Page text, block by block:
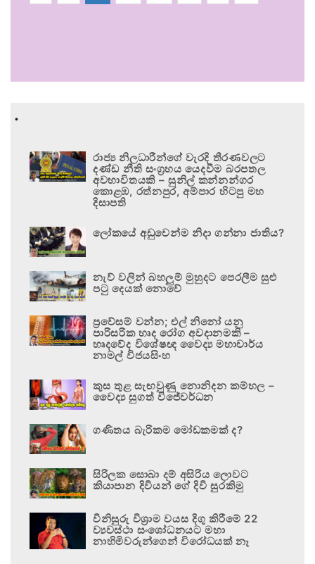
.
රාජ්‍ය නිලධාරීන්ගේ වැරදි තීරණවලට
දණ්ඩ නීති සංග්‍රහය යෙදවීම බරපතල
අවභාවිතයකි – සුනිල් කන්නන්ගර
කොළඹ, රත්නපුර, අම්පාර හිටපු මහ
දිසාපති
ලෝකයේ අඩුවෙන්ම නිදා ගන්නා ජාතිය?
නැව් වලින් බහලුම් මුහුදට පෙරලීම සුළු
පටු දෙයක් නොවේ
ප්‍රවේසම් වන්න; එල් නිනෝ යනු
පාරිසරික හෘද රෝග අවදානමකි –
හෘදවේද විශේෂඥ වෛද්‍ය මහාචාර්ය
නාමල් විජයසිංහ
කුස තුළ සැඟවුණු නොනිදන කම්හල –
වෛද්‍ය සුගත් විජේවර්ධන
ගණිතය බැරිකම මෝඩකමක් ද?
සිරිලක සොබා දම් අසිරිය ලොවට
කියාපාන දිවියන් ගේ දිවි සුරකිමු
විනිසුරු විශ්‍රාම වයස දිගු කිරීමේ 22
ව්‍යවස්ථා සංශෝධනයට මහා
නාහිමිවරුන්ගෙන් විරෝධයක් නෑ